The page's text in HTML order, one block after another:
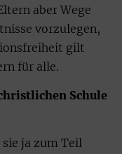
aber Wege
vorzulegen,
gilt
für alle.
Schule
sie ja zum Teil